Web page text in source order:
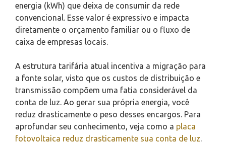
energia (kWh) que deixa de consumir da rede
convencional. Esse valor é expressivo e impacta
diretamente o orçamento familiar ou o fluxo de
caixa de empresas locais.
A estrutura tarifária atual incentiva a migração para
a fonte solar, visto que os custos de distribuição e
transmissão compõem uma fatia considerável da
conta de luz. Ao gerar sua própria energia, você
reduz drasticamente o peso desses encargos. Para
aprofundar seu conhecimento, veja como a placa
fotovoltaica reduz drasticamente sua conta de luz